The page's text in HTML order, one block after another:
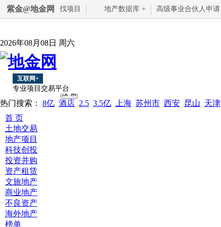
紫金@地金网 找项目 地产数据库 + 高级事业合伙人申请
2026年08月08日 周六
互联网+
专业项目交易平台
热门搜索： 8亿 酒店 2.5 3.5亿 上海 苏州市 西安 昆山 天津
首 页
土地交易
地产项目
科技创投
投资并购
资产租赁
文旅地产
商业地产
不良资产
海外地产
榜单